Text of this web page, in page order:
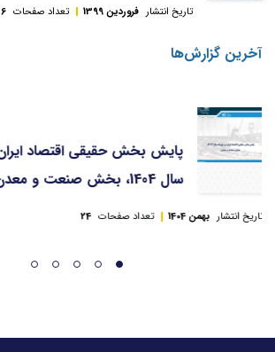
تاریخ انتشار فروردین 1399 تعداد صفحات 6
آخرین گزارش‌ها
پایش بخش حقیقی اقتصاد
سال 1404، بخش صنعت و معدن
تاریخ انتشار بهمن 1404 تعداد صفحات 24